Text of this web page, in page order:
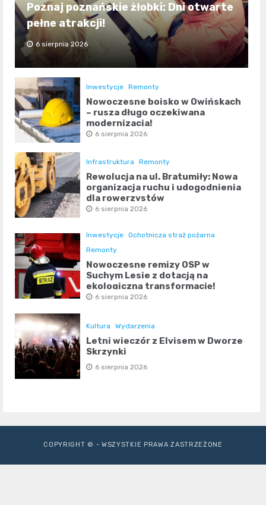
Poznaj poznańskie żłobki: Dni otwarte
pełne atrakcji!
6 sierpnia 2026
Inwestycje Remonty
Nowoczesne boisko w Owińskach
– rusza długo oczekiwana
modernizacja!
6 sierpnia 2026
Infrastruktura Remonty
Rewolucja na ul. Bratumiły: Nowa
organizacja ruchu i udogodnienia
dla rowerzystów
6 sierpnia 2026
Inwestycje Ochotnicza straż pożarna
Remonty
Nowoczesne remizy OSP w
Suchym Lesie z dotacją na
ekologiczną transformację!
6 sierpnia 2026
Kultura Wydarzenia
Letni wieczór z Elvisem w Dworze
Skrzynki
6 sierpnia 2026
COPYRIGHT © - WSZYSTKIE PRAWA ZASTRZEŻONE